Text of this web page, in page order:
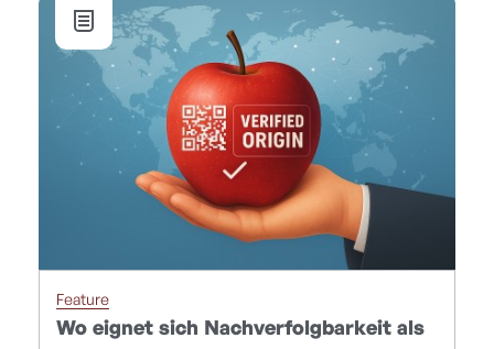
Feature
Wo eignet sich Nachverfolgbarkeit als